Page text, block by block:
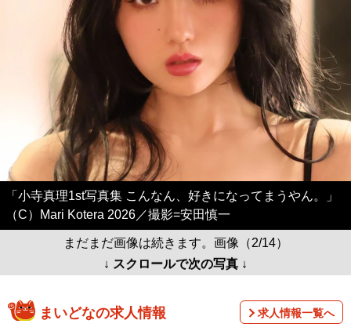
「小寺真理1st写真集 こんなん、好きになってまうやん。」
（C）Mari Kotera 2026／撮影=安田慎一
まだまだ画像は続きます。画像（2/14）
↓ スクロールで次の写真 ↓
まいどなの求人情報 求人情報一覧へ